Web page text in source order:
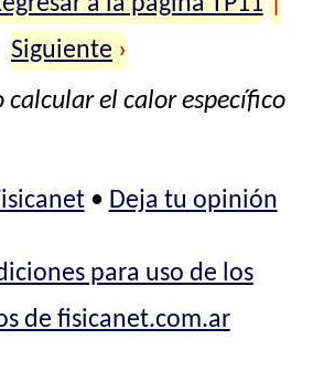
Siguiente ›
calcular el calor específico
• Deja tu opinión
para uso de los
de fisicanet.com.ar